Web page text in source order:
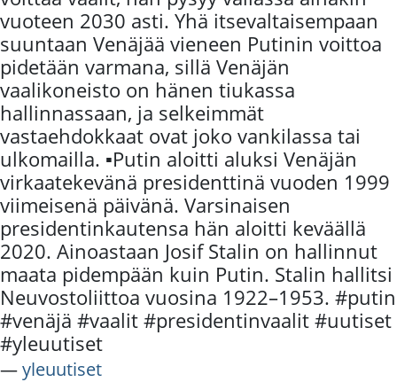
vuoteen 2030 asti. Yhä itsevaltaisempaan
suuntaan Venäjää vieneen Putinin voittoa
pidetään varmana, sillä Venäjän
vaalikoneisto on hänen tiukassa
hallinnassaan, ja selkeimmät
vastaehdokkaat ovat joko vankilassa tai
ulkomailla. ▪️Putin aloitti aluksi Venäjän
virkaatekevänä presidenttinä vuoden 1999
viimeisenä päivänä. Varsinaisen
presidentinkautensa hän aloitti keväällä
2020. Ainoastaan Josif Stalin on hallinnut
maata pidempään kuin Putin. Stalin hallitsi
Neuvostoliittoa vuosina 1922–1953. #putin
#venäjä #vaalit #presidentinvaalit #uutiset
#yleuutiset
―yleuutiset